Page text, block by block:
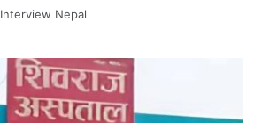
Interview Nepal